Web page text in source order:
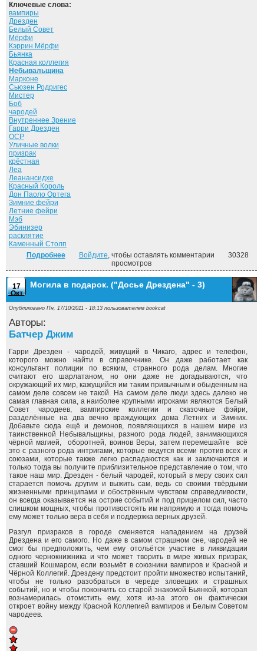
Ключевые слова:
вампиры
Дрезден
Белый Совет
Мёрфи
Кэррин Мёрфи
Бьянка
Красная коллегия
Небывальщина
Марконе
Сьюзен Родригес
Мистер
Боб
чародей
Внутреннее Зрение
Гарри Дрезден
ОСР
Уличные волки
призрак
крёстная
Леа
Леанансидхе
Красный Король
Дон Паоло Ортега
Зимние фейри
Летние фейри
Мэб
Эбинизер
расклятие
Каменный Столп
Подробнеео Летний рыцарь. ("Досье Дрездена" - 4)
Войдите, чтобы оставлять комментарии
30328
просмотров
17
Окт
Могила в подарок. ("Досье Дрездена" - 3)
Опубликовано Пн, 17/10/2011 - 18:13 пользователем bookcat
Авторы:
Батчер Джим
Гарри Дрезден - чародей, живущий в Чикаго, адрес и телефон,
которого можно найти в справочнике. Он даже работает как
консультант полиции по всяким, странного рода делам. Многие
считают его шарлатаном, но они даже не догадываются, что
окружающий их мир, кажущийся им таким привычным и обыденным на
самом деле совсем не такой. На самом деле люди здесь далеко не
самая главная сила, а наиболее крупными игроками являются Белый
Совет чародеев, вампирские коллегии и сказочные фэйри,
разделённые на два вечно враждующих дома Летних и Зимних.
Добавьте сюда ещё и демонов, появляющихся в нашем мире из
таинственной Небывальщины, разного рода людей, занимающихся
чёрной магией, оборотней, воинов Веры, затем перемешайте всё
это с разного рода интригами, которые ведутся всеми против всех и
союзами, которые также легко распадаюстся как и заключаются и
только тогда вы получите приблизительное представление о том, что
такое наш мир. Дрезден - белый чародей, который в меру своих сил
старается помочь другим и выжить сам, ведь со своими твёрдыми
жизненными принципами и обострённым чувством справедливости,
он всегда оказывается на острие событий и под прицелом сил, часто
слишком мощных, чтобы противостоять им напрямую и тогда помочь
ему может только вера в себя и поддержка верных друзей.
Разгул призраков в городе сменяется нападением на друзей
Дрездена и его самого. Но даже в самом страшном сне, чародей не
смог бы предположить, чем ему отольётся участие в ликвидации
одного чернокнижника и что может творить в мире живых призрак,
ставший Кошмаром, если возьмёт в союзники вампиров и Красной и
Чёрной Коллегий. Дрездену предстоит пройти множество испытаний,
чтобы не только разобраться в череде зловещих и страшных
событий, но и чтобы покончить со старой знакомой Бьянкой, которая
вознамерилась отомстить ему, хотя из-за этого он фактически
откроет войну между Красной Коллегией вампиров и Белым Советом
чародеев.